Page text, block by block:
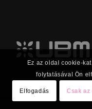
Ez az oldal cookie-
folytatásával Ön
Elfogadás Csak az